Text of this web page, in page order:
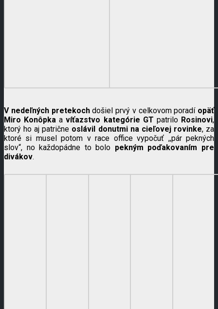
V nedeľných pretekochdošiel prvý v celkovom poradí opäť
Miro Konôpka avíťazstvo kategórie GT patrilo Rosinovi,
ktorý ho aj patrične oslávil donutmi na cieľovej rovinke, za
ktoré si musel potom v race office vypočuť ,,pár pekných
slov“, no každopádne to bolo pekným poďakovaním pre
divákov.